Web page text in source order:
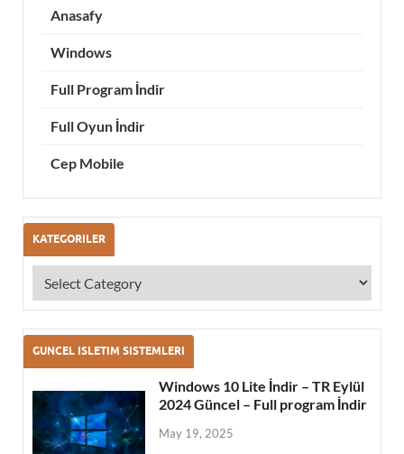
Anasafy
Windows
Full Program İndir
Full Oyun İndir
Cep Mobile
KATEGORILER
GUNCEL ISLETIM SISTEMLERI
Windows 10 Lite İndir – TR Eylül
2024 Güncel – Full program İndir
May 19, 2025